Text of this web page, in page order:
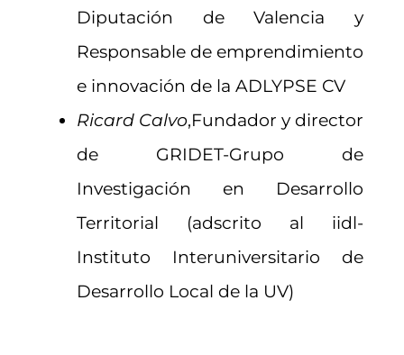
Diputación de Valencia y
Responsable de emprendimiento
e innovación de la ADLYPSE CV
Ricard Calvo,Fundador y director
de GRIDET-Grupo de
Investigación en Desarrollo
Territorial (adscrito al iidl-
Instituto Interuniversitario de
Desarrollo Local de la UV)